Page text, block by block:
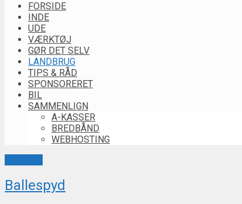
FORSIDE
INDE
UDE
VÆRKTØJ
GØR DET SELV
LANDBRUG
TIPS & RÅD
SPONSORERET
BIL
SAMMENLIGN
A-KASSER
BREDBÅND
WEBHOSTING
Ballespyd